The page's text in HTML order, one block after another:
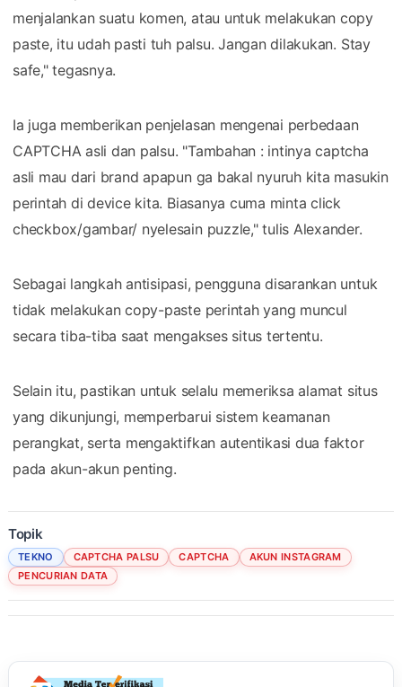
menjalankan suatu komen, atau untuk melakukan copy
paste, itu udah pasti tuh palsu. Jangan dilakukan. Stay
safe," tegasnya.
Ia juga memberikan penjelasan mengenai perbedaan
CAPTCHA asli dan palsu. "Tambahan : intinya captcha
asli mau dari brand apapun ga bakal nyuruh kita masukin
perintah di device kita. Biasanya cuma minta click
checkbox/gambar/ nyelesain puzzle," tulis Alexander.
Sebagai langkah antisipasi, pengguna disarankan untuk
tidak melakukan copy-paste perintah yang muncul
secara tiba-tiba saat mengakses situs tertentu.
Selain itu, pastikan untuk selalu memeriksa alamat situs
yang dikunjungi, memperbarui sistem keamanan
perangkat, serta mengaktifkan autentikasi dua faktor
pada akun-akun penting.
Topik
TEKNO CAPTCHA PALSU CAPTCHA
AKUN INSTAGRAM
PENCURIAN DATA